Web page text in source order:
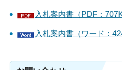
入札案内書（PDF：
入札案内書（ワード：